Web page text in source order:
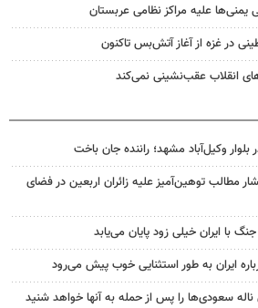
یمنی‌ها علیه مراکز نظامی عربستان
انقلاب عقب‌نشینی نمی‌کند
بلوار وکیل‌آباد مشهد؛ راننده جان باخت
مطالب توهین‌آمیز علیه زائران اربعین در فضای
با ایران خیلی زود پایان می‌یابد
ایران به طور استثنایی خوب پیش می‌رود
سعودی‌ها را پس از حمله به آنها خواهد شنید